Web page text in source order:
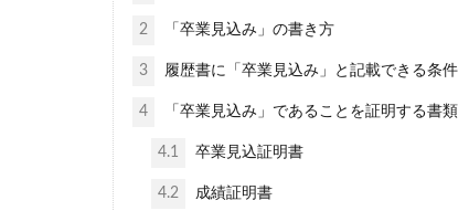
2 「卒業見込み」の書き方
3 履歴書に「卒業見込み」と記載できる条件
4 「卒業見込み」であることを証明する書類
4.1 卒業見込証明書
4.2 成績証明書